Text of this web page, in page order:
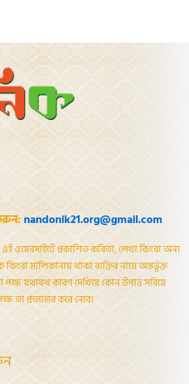
nandonik21.org@gmail.com
ওয়েবসাইটে প্রকাশিত কবিতা, লেখা কিংবা অন্য
মালিকানায় থাকা ব্যক্তির নামে অন্তর্ভূক্ত
পক্ষ যথাযথ কারণ দেখিয়ে কোন উপাত্ত সরিয়ে
তা প্রত্যাহার করে নেবে।